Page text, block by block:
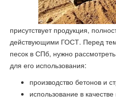
присутствует продукция,
действующими ГОСТ. Перед тем
песок в СПб, нужно
для его использования:
производство бетонов и
использование в